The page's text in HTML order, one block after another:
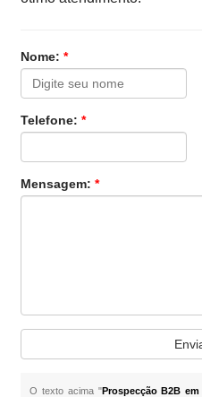
Nome:*
Telefone:*
Mensagem:*
O texto acima "Prospecção B2B